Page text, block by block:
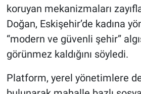
koruyan mekanizmaları
Doğan, Eskişehir’de kadına
“modern ve güvenli şehir”
görünmez kaldığını söyledi.
Platform, yerel yönetimlere